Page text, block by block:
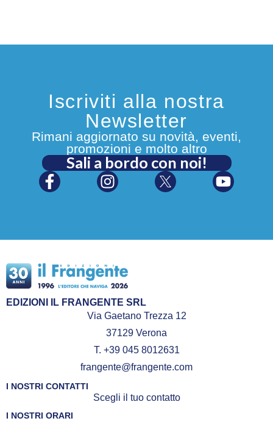
Iscriviti alla nostra
Newsletter
Rimani aggiornato su novità, eventi,
promozioni e molto altro
Sali a bordo con noi!
EDIZIONI IL FRANGENTE SRL
Via Gaetano Trezza 12
37129 Verona
T. +39 045 8012631
frangente@frangente.com
I NOSTRI CONTATTI
Scegli il tuo contatto
I NOSTRI ORARI